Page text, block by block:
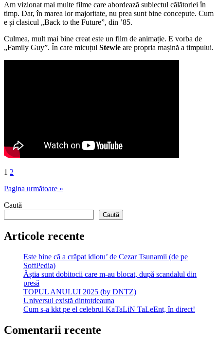
Am vizionat mai multe filme care abordează subiectul călătoriei în
timp. Dar, în marea lor majoritate, nu prea sunt bine concepute. Cum
e și clasicul „Back to the Future”, din ’85.
Culmea, mult mai bine creat este un film de animație. E vorba de
„Family Guy”. În care micuțul Stewie are propria mașină a timpului.
Paginație
articole
1 2
Pagina următoare »
Caută
Caută
Articole recente
Este bine că a crăpat idiotu’ de Cezar Tsunamii (de pe
SoftPedia)
Ăștia sunt dobitocii care m-au blocat, după scandalul din
presă
TOPUL ANULUI 2025 (by DNTZ)
Universul există dintotdeauna
Cum s-a kkt pe el celebrul KaTaLiN TaLeEnt, în direct!
Comentarii recente